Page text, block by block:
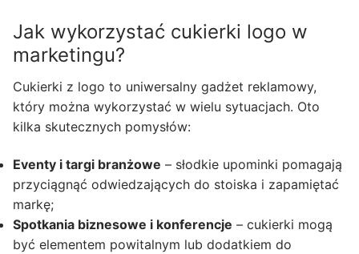
Jak wykorzystać cukierki logo w
marketingu?
Cukierki z logo to uniwersalny gadżet reklamowy,
który można wykorzystać w wielu sytuacjach. Oto
kilka skutecznych pomysłów:
Eventy i targi branżowe – słodkie upominki pomagają
przyciągnąć odwiedzających do stoiska i zapamiętać
markę;
Spotkania biznesowe i konferencje – cukierki mogą
być elementem powitalnym lub dodatkiem do